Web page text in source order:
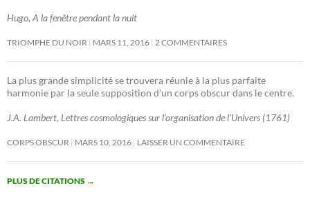
Hugo, A la fenêtre pendant la nuit
TRIOMPHE DU NOIR MARS 11, 2016 2 COMMENTAIRES
La plus grande simplicité se trouvera réunie à la plus parfaite
harmonie par la seule supposition d’un corps obscur dans le centre.
J.A. Lambert, Lettres cosmologiques sur l’organisation de l’Univers (1761)
CORPS OBSCUR MARS 10, 2016 LAISSER UN COMMENTAIRE
PLUS DE CITATIONS →